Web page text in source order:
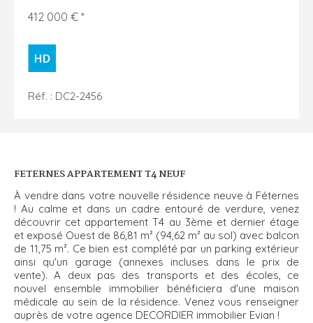
412 000 € *
Réf. : DC2-2456
FETERNES APPARTEMENT T4 NEUF
À vendre dans votre nouvelle résidence neuve à Féternes
! Au calme et dans un cadre entouré de verdure, venez
découvrir cet appartement T4 au 3ème et dernier étage
et exposé Ouest de 86,81 m² (94,62 m² au sol) avec balcon
de 11,75 m². Ce bien est complété par un parking extérieur
ainsi qu'un garage (annexes incluses dans le prix de
vente). A deux pas des transports et des écoles, ce
nouvel ensemble immobilier bénéficiera d'une maison
médicale au sein de la résidence. Venez vous renseigner
auprès de votre agence DECORDIER immobilier Evian !